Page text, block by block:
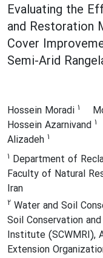
Evaluating the
and Restoration
Cover
Semi-Arid
Hossein Moradi 1
Hossein Azarnivand 1
Alizadeh 1
1 Department of
Faculty of Natural
Iran
2 Water and Soil
Soil Conservation
Institute (SCWMRI),
Extension